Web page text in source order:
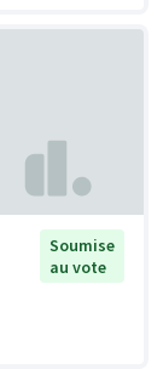
Soumise
au vote